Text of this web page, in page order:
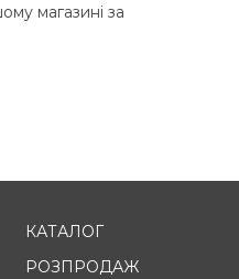
магазині за
КАТАЛОГ
РОЗПРОДАЖ